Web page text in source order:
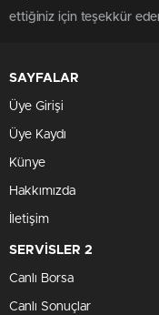
ettiğiniz için teşekkür
SAYFALAR
Üye Girişi
Üye Kaydı
Künye
Hakkımızda
İletişim
SERVİSLER 2
Canlı Borsa
Canlı Sonuçlar